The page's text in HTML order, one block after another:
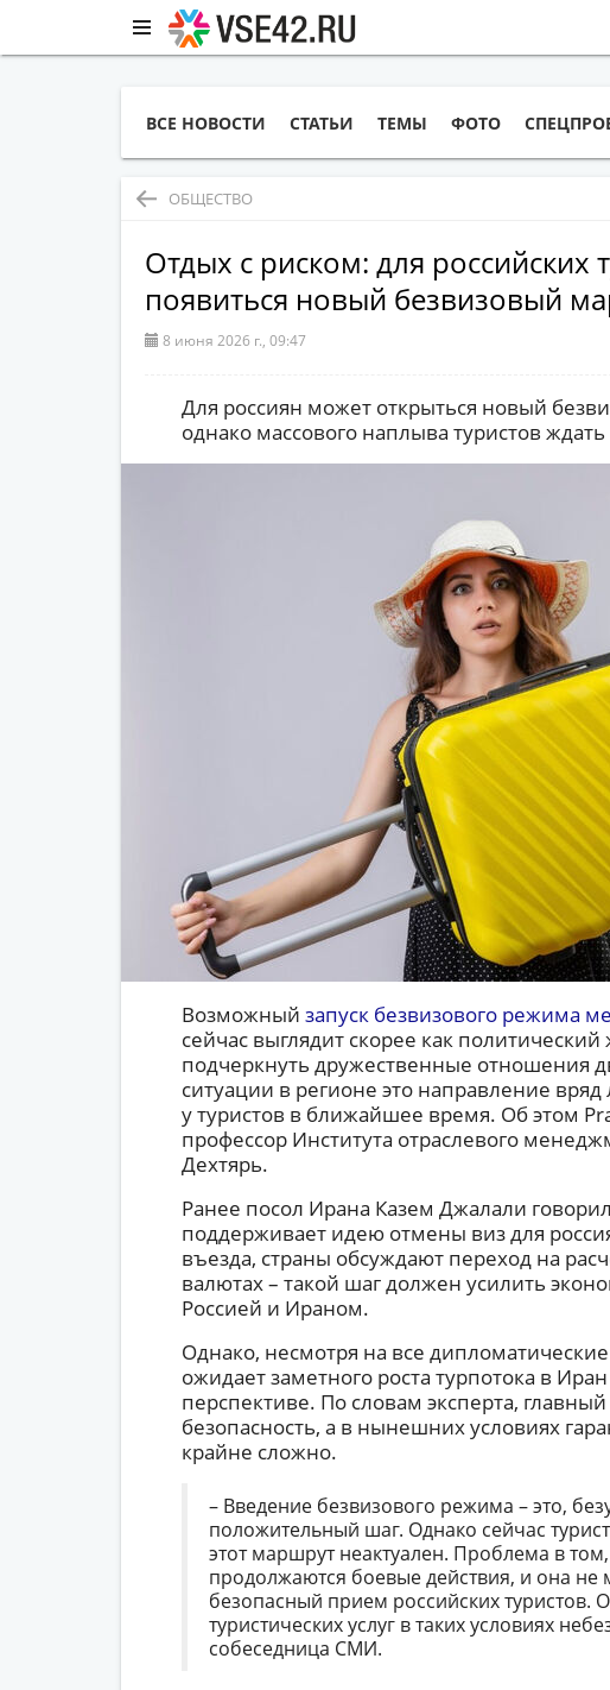
ВСЕ НОВОСТИ СТАТЬИ ТЕМЫ ФОТО
ОБЩЕСТВО
Отдых с риском: для российских
появиться новый безвизовый
8 июня 2026 г., 09:47
Для россиян может открыться новый
однако массового наплыва туристов ждать
Возможный запуск безвизового режима
сейчас выглядит скорее как политический
подчеркнуть дружественные отношения
ситуации в регионе это направление
у туристов в ближайшее время. Об этом
профессор Института отраслевого
Дехтярь.
Ранее посол Ирана Казем Джалали
поддерживает идею отмены виз для
въезда, страны обсуждают переход на
валютах – такой шаг должен усилить
Россией и Ираном.
Однако, несмотря на все
ожидает заметного роста турпотока в
перспективе. По словам эксперта, главный
безопасность, а в нынешних условиях
крайне сложно.
– Введение безвизового режима – это,
положительный шаг. Однако сейчас
этот маршрут неактуален. Проблема в
продолжаются боевые действия, и она не
безопасный прием российских туристов.
туристических услуг в таких условиях
собеседница СМИ.